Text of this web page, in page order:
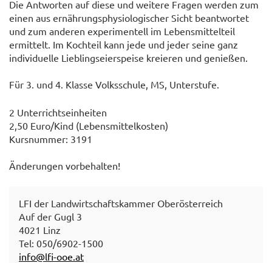
Die Antworten auf diese und weitere Fragen werden zum
einen aus ernährungsphysiologischer Sicht beantwortet
und zum anderen experimentell im Lebensmittelteil
ermittelt. Im Kochteil kann jede und jeder seine ganz
individuelle Lieblingseierspeise kreieren und genießen.
Für 3. und 4. Klasse Volksschule, MS, Unterstufe.
2 Unterrichtseinheiten
2,50 Euro/Kind (Lebensmittelkosten)
Kursnummer: 3191
Änderungen vorbehalten!
LFI der Landwirtschaftskammer Oberösterreich
Auf der Gugl 3
4021 Linz
Tel: 050/6902-1500
info@lfi-ooe.at